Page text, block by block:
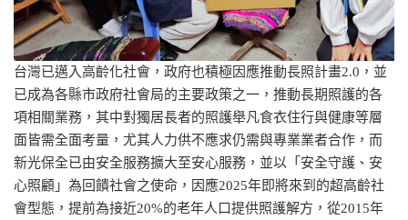
台灣已邁入高齡化社會，政府也積極因應推動長照計畫2.0，並
已成為各縣市政府社會局的主要政策之一，推動長期照護的各
項相關業務，其中對獨居長者的照護舉凡食衣住行與健康等層
面皆需全面考量，尤其人力供不應求仍需與專業業者合作，而
新光保全已由安全服務擴大至安心服務，並以「安全守護、安
心照顧」為回饋社會之使命，因應2025年即將來到的超高齡社
會型態，提前為接近20%的老年人口提供照護解方，從2015年